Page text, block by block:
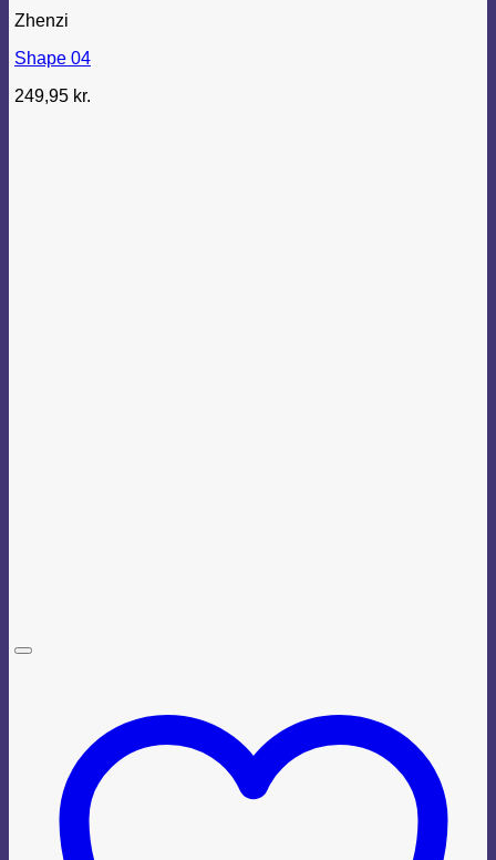
Zhenzi
Shape 04
249,95 kr.